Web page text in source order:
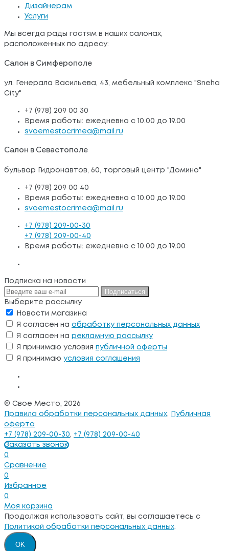
Дизайнерам
Услуги
Мы всегда рады гостям в наших салонах,
расположенных по адресу:
Салон в Симферополе
ул. Генерала Васильева, 43, мебельный комплекс "Sneha
City"
+7 (978) 209 00 30
Время работы: ежедневно с 10.00 до 19.00
svoemestocrimea@mail.ru
Салон в Севастополе
бульвар Гидронавтов, 60, торговый центр "Домино"
+7 (978) 209 00 40
Время работы: ежедневно с 10.00 до 19.00
svoemestocrimea@mail.ru
+7 (978) 209-00-30
+7 (978) 209-00-40
Время работы: ежедневно с 10.00 до 19.00
Подписка на новости
Подписаться
Выберите рассылку
Новости магазина
Я согласен на обработку персональных данных
Я согласен на рекламную рассылку
Я принимаю условия публичной оферты
Я принимаю условия соглашения
© Свое Место, 2026
Правила обработки персональных данных,
Публичная
оферта
+7 (978) 209-00-30, +7 (978) 209-00-40
Заказать звонок
0
Сравнение
0
Избранное
0
Моя корзина
Продолжая использовать сайт, вы соглашаетесь с
Политикой обработки персональных данных.
OK